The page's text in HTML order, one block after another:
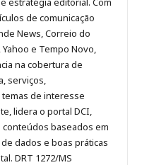
de comunicação
News, Correio do
e Tempo Novo,
na cobertura de
serviços,
de interesse
lidera o portal DCI,
baseados em
dados e boas práticas
DRT 1272/MS